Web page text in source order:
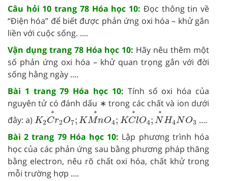
Câu hỏi 10 trang 78 Hóa học 10: Đọc thông tin về
“Điện hóa” để biết được phản ứng oxi hóa – khử gắn
liền với cuộc sống. ....
Vận dụng trang 78 Hóa học 10: Hãy nêu thêm một
số phản ứng oxi hóa – khử quan trọng gắn với đời
sống hằng ngày ....
Bài 1 trang 79 Hóa học 10: Tính số oxi hóa của
nguyên tử có đánh dấu ∗ trong các chất và ion dưới
đây: a) K2
∗
Cr2O7; K
∗
MnO4; K
∗
ClO4;
∗
NH4NO3
K2 Cr∗2O7;KM n ∗O4;KCl ∗O4 ;N ∗H 4NO
....
Bài 2 trang 79 Hóa học 10: Lập phương trình hóa
học của các phản ứng sau bằng phương pháp thăng
bằng electron, nêu rõ chất oxi hóa, chất khử trong
mỗi trường hợp ....